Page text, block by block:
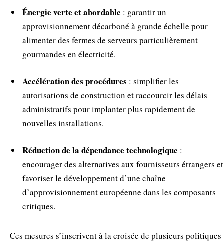
Énergie verte et abordable : garantir un
approvisionnement décarboné à grande échelle pour
alimenter des fermes de serveurs particulièrement
gourmandes en électricité.
Accélération des procédures : simplifier les
autorisations de construction et raccourcir les délais
administratifs pour implanter plus rapidement de
nouvelles installations.
Réduction de la dépendance technologique :
encourager des alternatives aux fournisseurs étrangers et
favoriser le développement d’une chaîne
d’approvisionnement européenne dans les composants
critiques.
Ces mesures s’inscrivent à la croisée de plusieurs politiques